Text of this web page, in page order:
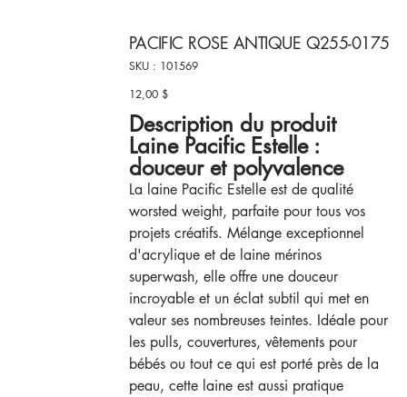
PACIFIC ROSE ANTIQUE Q255-0175
SKU :
SKU
101569
101569
Prix
12,00 $
Description du produit
Laine Pacific Estelle :
douceur et polyvalence
La laine Pacific Estelle est de qualité
worsted weight, parfaite pour tous vos
projets créatifs. Mélange exceptionnel
d'acrylique et de laine mérinos
superwash, elle offre une douceur
incroyable et un éclat subtil qui met en
valeur ses nombreuses teintes. Idéale pour
les pulls, couvertures, vêtements pour
bébés ou tout ce qui est porté près de la
peau, cette laine est aussi pratique